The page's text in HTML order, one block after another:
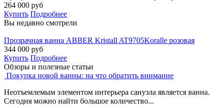
264 000 руб
Купить Подробнее
Вы недавно смотрели
Прозрачная ванна ABBER Kristall AT9705Koralle розовая
344 000 руб
Купить Подробнее
Обзоры и полезные статьи
Покупка новой ванны: на что обратить внимание
Неотъемлемым элементом интерьера санузла является ванна.
Сегодня можно найти большое количество...